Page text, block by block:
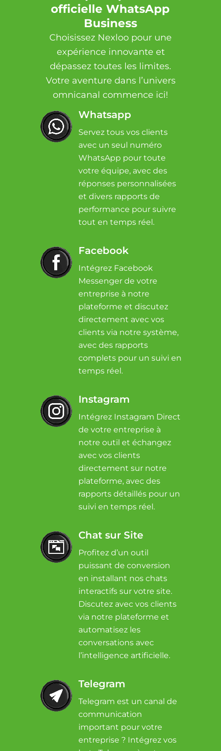
officielle WhatsApp
Business
Choisissez Nexloo pour une
expérience innovante et
dépassez toutes les limites.
Votre aventure dans l’univers
omnicanal commence ici!
Whatsapp
Servez tous vos clients
avec un seul numéro
WhatsApp pour toute
votre équipe, avec des
réponses personnalisées
et divers rapports de
performance pour suivre
tout en temps réel.
Facebook
Intégrez Facebook
Messenger de votre
entreprise à notre
plateforme et discutez
directement avec vos
clients via notre système,
avec des rapports
complets pour un suivi en
temps réel.
Instagram
Intégrez Instagram Direct
de votre entreprise à
notre outil et échangez
avec vos clients
directement sur notre
plateforme, avec des
rapports détaillés pour un
suivi en temps réel.
Chat sur Site
Profitez d’un outil
puissant de conversion
en installant nos chats
interactifs sur votre site.
Discutez avec vos clients
via notre plateforme et
automatisez les
conversations avec
l’intelligence artificielle.
Telegram
Telegram est un canal de
communication
important pour votre
entreprise ? Intégrez vos